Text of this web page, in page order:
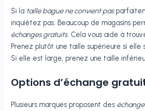
Si la taille bague ne convient pas
inquiétez pas. Beaucoup de magasins
échanges gratuits. Cela vous aide à
Prenez plutôt une taille supérieure si elle
Si elle est large, prenez une taille
Options d’échange
Plusieurs marques proposent des